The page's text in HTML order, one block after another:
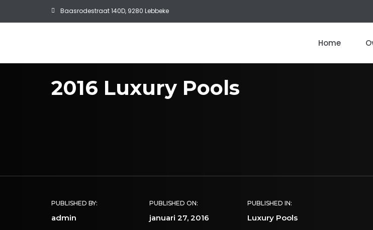
Baasrodestraat 140D, 9280 Lebbeke
Home
2016 Luxury Pools
PUBLISHED BY:
admin
PUBLISHED ON:
januari 27, 2016
PUBLISHED IN:
Luxury Pools